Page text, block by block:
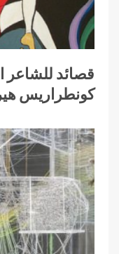
قصائد
كونطراريس